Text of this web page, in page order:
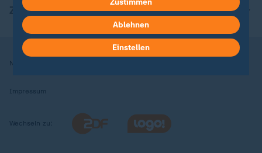
ZDFheute Apps
Nutzungsbedingungen
Impressum
Wechseln zu:
kannst du jederzeit mit Wirkung für die Zukunft
in deinen Einstellungen widerrufen oder ändern.
Hier findest du das Impressum.
Zustimmen
Ablehnen
Einstellen